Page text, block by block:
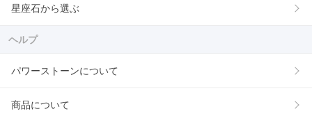
星座石から選ぶ
ヘルプ
パワーストーンについて
商品について